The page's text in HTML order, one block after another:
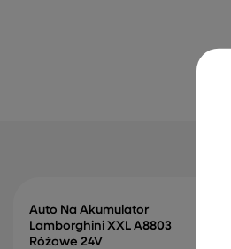
Auto Na Akumulator
Lamborghini XXL A8803
Różowe 24V